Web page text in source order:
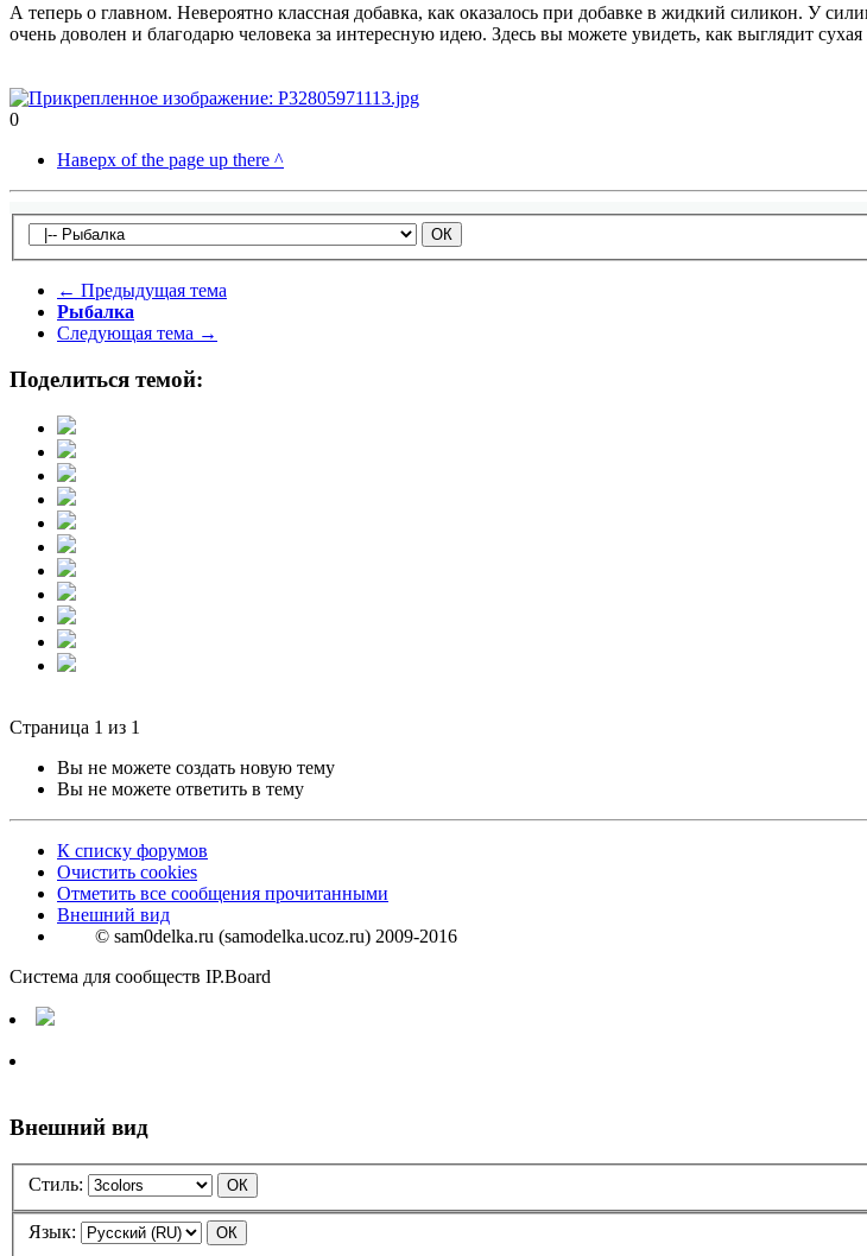
А теперь о главном. Невероятно классная добавка, как оказалось при добавке в жидкий силикон. У
очень доволен и благодарю человека за интересную идею. Здесь вы можете увидеть, как выглядит
0
Наверх of the page up there ^
← Предыдущая тема
Рыбалка
Следующая тема →
Поделиться темой:
Страница 1 из 1
Вы не можете создать новую тему
Вы не можете ответить в тему
К списку форумов
Очистить cookies
Отметить все сообщения прочитанными
Внешний вид
© sam0delka.ru (samodelka.ucoz.ru) 2009-2016
Система для сообществ IP.Board
Внешний вид
Стиль:
Язык: